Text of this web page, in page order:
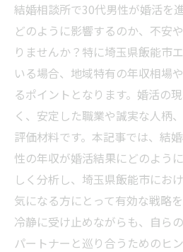
結婚相談所で30代男性が婚活を
どのように影響するのか、不安
りませんか？特に埼玉県飯能市
いる場合、地域特有の年収相場
るポイントとなります。婚活の
く、安定した職業や誠実な人柄
評価材料です。本記事では、結
性の年収が婚活結果にどのよう
しく分析し、埼玉県飯能市にお
気になる方にとって有効な戦略
冷静に受け止めながらも、自ら
パートナーと巡り合うためのヒ